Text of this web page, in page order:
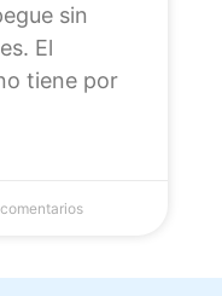
sin
El
tiene por